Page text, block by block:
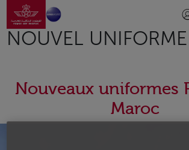
Saltar al contenido principal
Ir a la página
NOUVEL UNIFORME
Nouveaux uniformes
Maroc